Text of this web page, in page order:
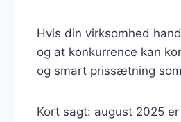
Hvis din virksomhed
og at konkurrence kan
og smart prissætning
Kort sagt: august 2025